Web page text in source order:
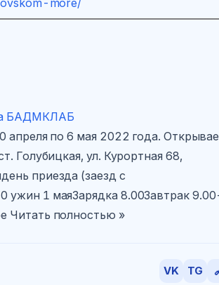
БАДМКЛАБ
апреля по 6 мая 2022 года.
Голубицкая, ул. Курортная 68,
приезда (заезд с
ужин 1 маяЗарядка 8.00Завтрак
Читать полностью »
VK TG